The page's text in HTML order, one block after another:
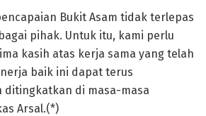
Bukit Asam tidak terlepas
pihak. Untuk itu, kami perlu
kasih atas kerja sama yang telah
baik ini dapat terus
di masa-masa
Arsal.(*)